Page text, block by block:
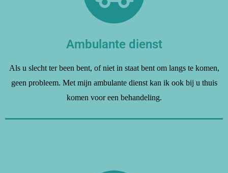
Ambulante dienst
Als u slecht ter been bent, of niet in staat bent om langs te komen,
geen probleem. Met mijn ambulante dienst kan ik ook bij u thuis
komen voor een behandeling.